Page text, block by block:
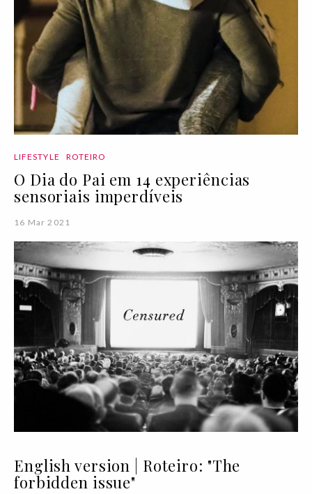
LIFESTYLE ROTEIRO
O Dia do Pai em 14 experiências
sensoriais imperdíveis
16 Mar 2021
English version | Roteiro: "The
forbidden issue"